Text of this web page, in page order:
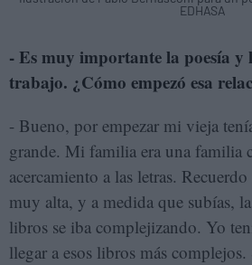
EDHASA
- Es muy importante la poesía
trabajo. ¿Cómo empezó esa
- Bueno, por empezar mi vieja
grande. Mi familia era una familia
acercamiento a las letras.
muy alta, y a medida que subías,
libros se iba complejizando. Yo
llegar a esos libros más